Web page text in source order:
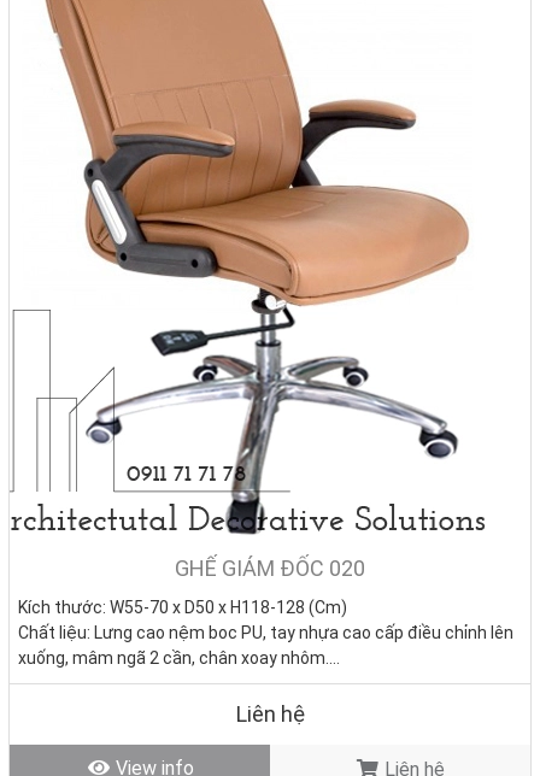
GHẾ GIÁM ĐỐC 020
Kích thước: W55-70 x D50 x H118-128 (Cm)
Chất liệu: Lưng cao nệm boc PU, tay nhựa cao cấp điều chỉnh lên
xuống, mâm ngã 2 cần, chân xoay nhôm.
Tình trạng:Hàng mới - Còn hàng
Liên hệ
View info Liên hệ